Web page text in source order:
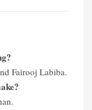
Fairooj Labiba.